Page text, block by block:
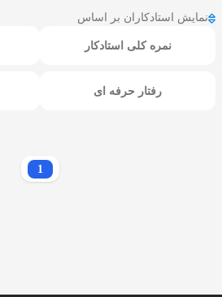
نمایش استادکاران بر اساس
نمره کلی استادکار
رفتار حرفه ای
1